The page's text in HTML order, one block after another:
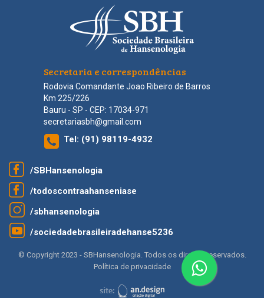
Secretaria e correspondências
Rodovia Comandante Joao Ribeiro de Barros
Km 225/226
Bauru - SP - CEP: 17034-971
secretariasbh@gmail.com
Tel: (91) 98119-4932
/SBHansenologia
/todoscontraahanseniase
/sbhansenologia
/sociedadebrasileiradehanse5236
© Copyright 2023 - SBHansenologia. Todos os direitos reservados.
Política de privacidade